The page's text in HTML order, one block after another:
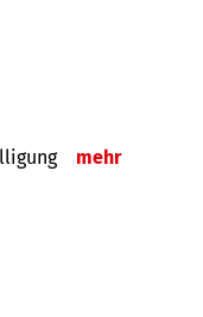
mehr